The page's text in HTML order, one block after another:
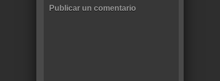
Publicar un comentario